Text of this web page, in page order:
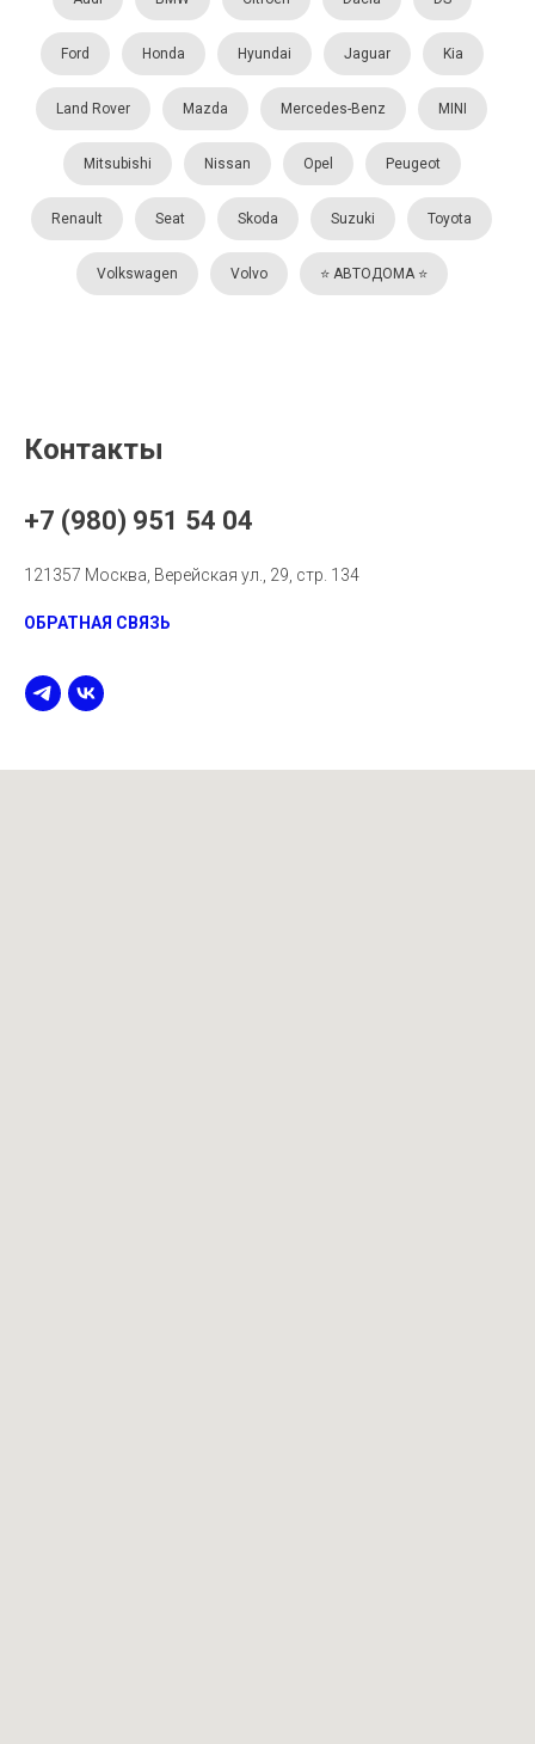
Ford Honda Hyundai Jaguar Kia
Land Rover Mazda Mercedes-Benz MINI
Mitsubishi Nissan Opel Peugeot
Renault Seat Skoda Suzuki Toyota
Volkswagen Volvo ⭐️ АВТОДОМА ⭐️
Контакты
+7 (980) 951 54 04
121357 Москва, Верейская ул., 29, стр. 134
ОБРАТНАЯ СВЯЗЬ